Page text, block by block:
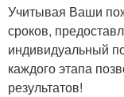
Учитывая Ваши
сроков,
индивидуальный
каждого этапа
результатов!